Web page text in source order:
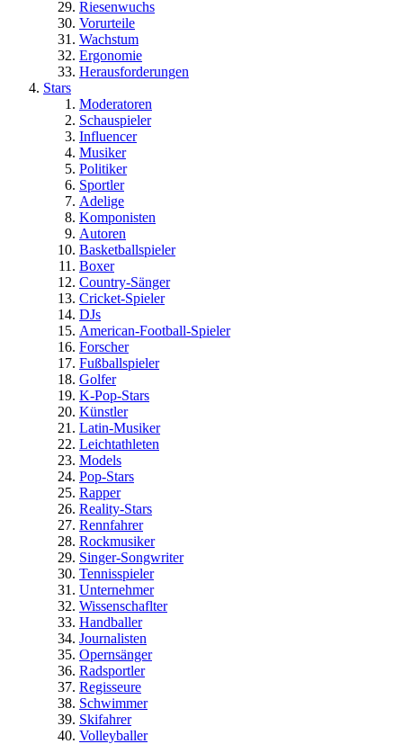
Riesenwuchs
Vorurteile
Wachstum
Ergonomie
Herausforderungen
Stars
Moderatoren
Schauspieler
Influencer
Musiker
Politiker
Sportler
Adelige
Komponisten
Autoren
Basketballspieler
Boxer
Country-Sänger
Cricket-Spieler
DJs
American-Football-Spieler
Forscher
Fußballspieler
Golfer
K-Pop-Stars
Künstler
Latin-Musiker
Leichtathleten
Models
Pop-Stars
Rapper
Reality-Stars
Rennfahrer
Rockmusiker
Singer-Songwriter
Tennisspieler
Unternehmer
Wissenschaflter
Handballer
Journalisten
Opernsänger
Radsportler
Regisseure
Schwimmer
Skifahrer
Volleyballer